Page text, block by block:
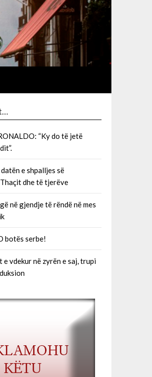
“Ky do të jetë
e shpalljes së
dhe të tjerëve
në gjendje të rëndë në mes
botës serbe!
vdekur në zyrën e saj, trupi